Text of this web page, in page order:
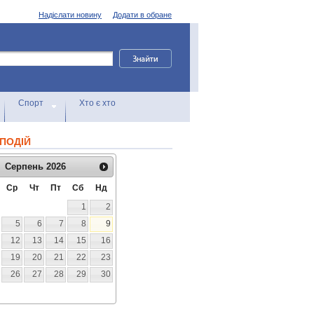
Додати в обране
Надіслати новину
Спорт Хто є хто
Серпень 2026
Ср Чт Пт Сб
Нд
1
2
5 6 7 8
9
12 13 14 15
16
19 20 21 22
23
26 27 28 29
30